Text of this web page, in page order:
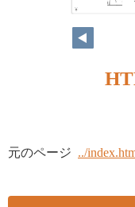
元のページ ../